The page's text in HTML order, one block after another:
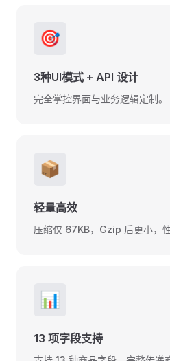
🎯
3种UI模式 + API 设计
完全掌控界面与业务逻辑定制。
📦
轻量高效
压缩仅 67KB，Gzip 后更小，性
📊
13 项字段支持